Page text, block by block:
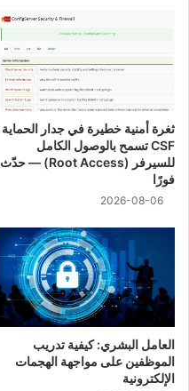
ثغرة أمنية خطيرة في جدار الحماية
CSF تسمح بالوصول الكامل
للسيرفر (Root Access) — حدّث
فورًا
2026-08-06
العامل البشري: كيفية تدريب
الموظفين على مواجهة الهجمات
الإلكترونية